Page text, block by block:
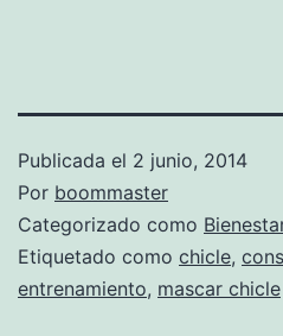
Publicada el 2 junio, 2014
Por boommaster
Categorizado como
Etiquetado como chicle,
entrenamiento, mascar chicle